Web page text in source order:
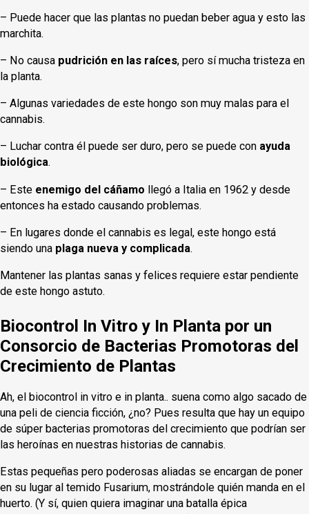
– Puede hacer que las plantas no puedan beber agua y esto las
marchita.
– No causa pudrición en las raíces, pero sí mucha tristeza en
la planta.
– Algunas variedades de este hongo son muy malas para el
cannabis.
– Luchar contra él puede ser duro, pero se puede con ayuda
biológica.
– Este enemigo del cáñamo llegó a Italia en 1962 y desde
entonces ha estado causando problemas.
– En lugares donde el cannabis es legal, este hongo está
siendo una plaga nueva y complicada.
Mantener las plantas sanas y felices requiere estar pendiente
de este hongo astuto.
Biocontrol In Vitro y In Planta por un
Consorcio de Bacterias Promotoras del
Crecimiento de Plantas
Ah, el biocontrol in vitro e in planta.. suena como algo sacado de
una peli de ciencia ficción, ¿no? Pues resulta que hay un equipo
de súper bacterias promotoras del crecimiento que podrían ser
las heroínas en nuestras historias de cannabis.
Estas pequeñas pero poderosas aliadas se encargan de poner
en su lugar al temido Fusarium, mostrándole quién manda en el
huerto. (Y sí, quien quiera imaginar una batalla épica